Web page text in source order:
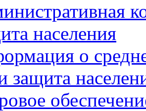
населения
о
защита